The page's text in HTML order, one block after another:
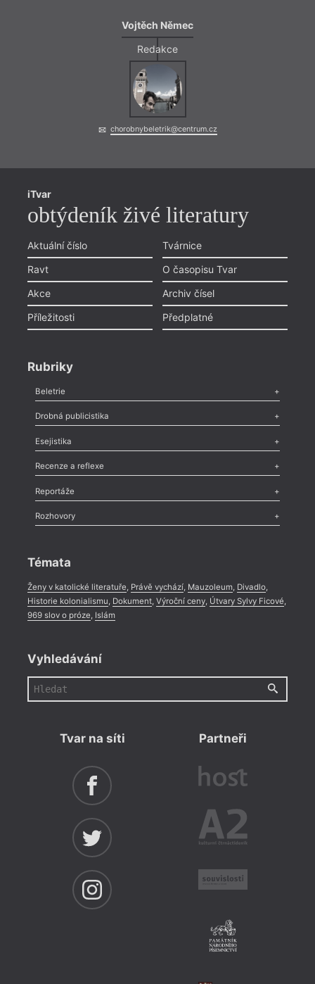
Vojtěch Němec
Redakce
chorobnybeletrik@centrum.cz
iTvar
obtýdeník živé literatury
Aktuální číslo
Ravt
Akce
Příležitosti
Tvárnice
O časopisu Tvar
Archiv čísel
Předplatné
Rubriky
Beletrie
Poezie,Próza,Dokumenty
Drobná publicistika
Odlesk
Nekrolog,Glosa,Sloupek,Pozvánka,Literární soutěž,
Esejistika
Esej ,Pádlo,Úvaha
Recenze a reflexe
Recenze
Méně slov o próze,Celá rubrika
Reportáže
Literární zítřky
Celá rubrika
Rozhovory
Témata
Ženy v katolické literatuře, Právě vychází, Mauzoleum, Divadlo,
Historie kolonialismu, Dokument, Výroční ceny, Útvary Sylvy Ficové,
969 slov o próze, Islám
Vyhledávání
Tvar na síti Partneři